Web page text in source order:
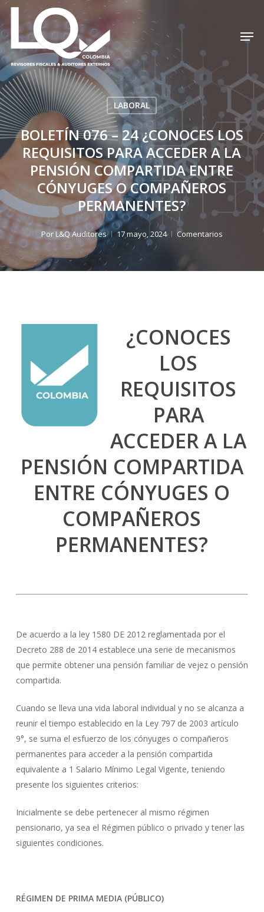
Skip
to
main
content
LABORAL
BOLETÍN 076 – 24 ¿CONOCES LOS
REQUISITOS PARA ACCEDER A LA
PENSIÓN COMPARTIDA ENTRE
CÓNYUGES O COMPAÑEROS
PERMANENTES?
PorL&Q Auditores 17 mayo, 2024 Comentarios
¿CONOCES
LOS
REQUISITOS
PARA
ACCEDER A LA
PENSIÓN COMPARTIDA
ENTRE CÓNYUGES O
COMPAÑEROS
PERMANENTES?
De acuerdo a la ley 1580 DE 2012 reglamentada por el
Decreto 288 de 2014 establece una serie de mecanismos
que permite obtener una pensión familiar de vejez o pensión
compartida.
Cuando se lleva una vida laboral individual y no se alcanza a
reunir el tiempo establecido en la Ley 797 de 2003 artículo
9°, se suma el esfuerzo de los cónyuges o compañeros
permanentes para acceder a la pensión compartida
equivalente a 1 Salario Mínimo Legal Vigente, teniendo
presente los siguientes criterios:
Inicialmente se debe pertenecer al mismo régimen
pensionario, ya sea el Régimen público o privado y tener las
siguientes condiciones.
RÉGIMEN DE PRIMA MEDIA (PÚBLICO)
Cerrar